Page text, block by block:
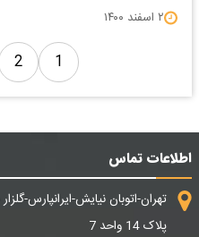
۲ اسفند ۱۴۰۰
1
2
اطلاعات تماس
تهران-اتوبان نیایش-
پلاک 14 واحد 7